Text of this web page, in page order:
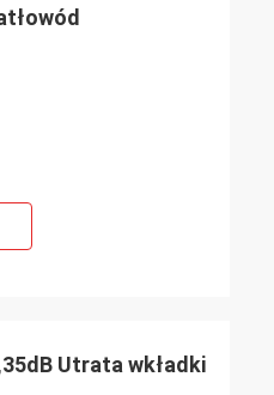
Utrata wkładki